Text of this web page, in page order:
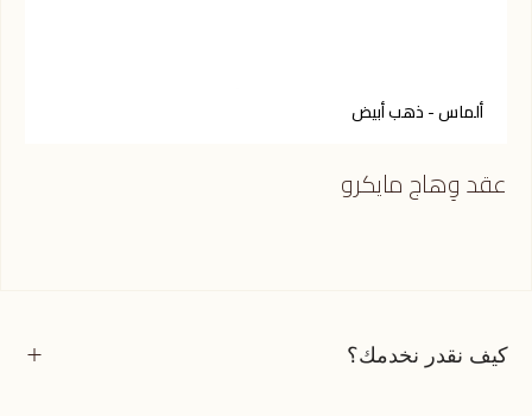
ألماس - ذهب أبيض
عقد وِهاج مايكرو
كيف نقدر نخدمك؟